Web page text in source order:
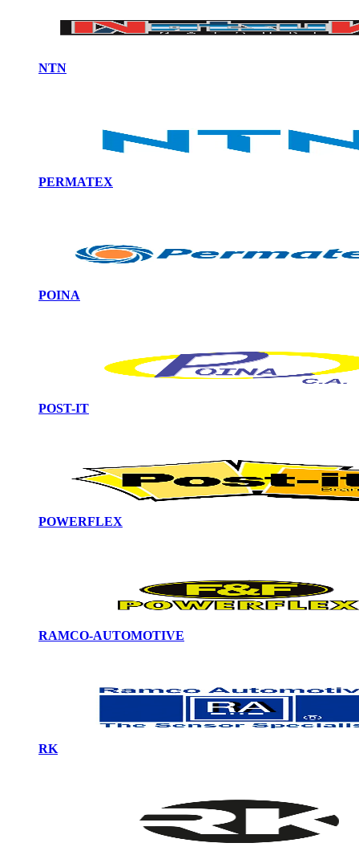
NTN
PERMATEX
POINA
POST-IT
POWERFLEX
RAMCO-AUTOMOTIVE
RK